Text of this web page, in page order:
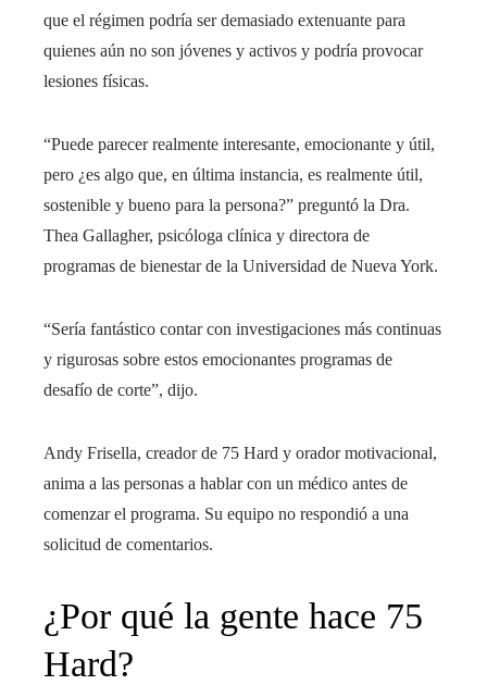
que el régimen podría ser demasiado extenuante para
quienes aún no son jóvenes y activos y podría provocar
lesiones físicas.
“Puede parecer realmente interesante, emocionante y útil,
pero ¿es algo que, en última instancia, es realmente útil,
sostenible y bueno para la persona?” preguntó la Dra.
Thea Gallagher, psicóloga clínica y directora de
programas de bienestar de la Universidad de Nueva York.
“Sería fantástico contar con investigaciones más continuas
y rigurosas sobre estos emocionantes programas de
desafío de corte”, dijo.
Andy Frisella, creador de 75 Hard y orador motivacional,
anima a las personas a hablar con un médico antes de
comenzar el programa. Su equipo no respondió a una
solicitud de comentarios.
¿Por qué la gente hace 75
Hard?